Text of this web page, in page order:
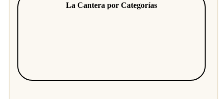
La Cantera por Categorías